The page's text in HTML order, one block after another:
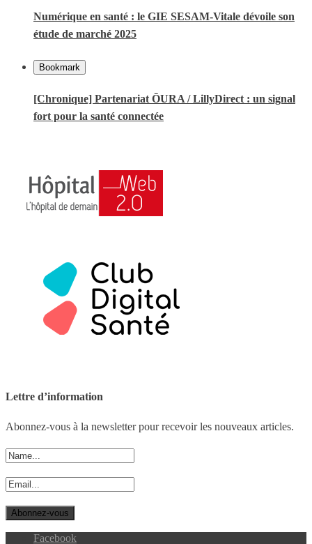
Numérique en santé : le GIE SESAM-Vitale dévoile son
étude de marché 2025
Bookmark
[Chronique] Partenariat ŌURA / LillyDirect : un signal
fort pour la santé connectée
Lettre d’information
Abonnez-vous à la newsletter pour recevoir les nouveaux articles.
Facebook